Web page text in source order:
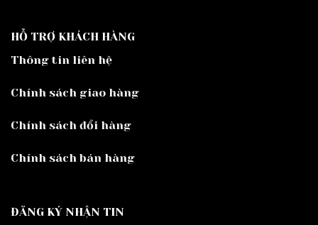
HỖ TRỢ KHÁCH HÀNG
Thông tin liên hệ
Chính sách giao hàng
Chính sách đổi hàng
Chính sách bán hàng
ĐĂNG KÝ NHẬN TIN